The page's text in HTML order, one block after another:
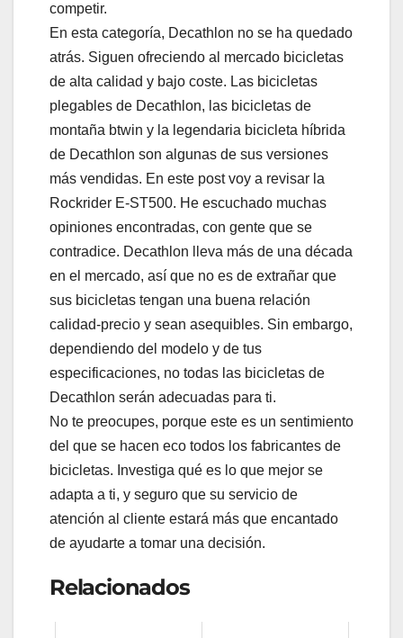
competir.
En esta categoría, Decathlon no se ha quedado
atrás. Siguen ofreciendo al mercado bicicletas
de alta calidad y bajo coste. Las bicicletas
plegables de Decathlon, las bicicletas de
montaña btwin y la legendaria bicicleta híbrida
de Decathlon son algunas de sus versiones
más vendidas. En este post voy a revisar la
Rockrider E-ST500. He escuchado muchas
opiniones encontradas, con gente que se
contradice. Decathlon lleva más de una década
en el mercado, así que no es de extrañar que
sus bicicletas tengan una buena relación
calidad-precio y sean asequibles. Sin embargo,
dependiendo del modelo y de tus
especificaciones, no todas las bicicletas de
Decathlon serán adecuadas para ti.
No te preocupes, porque este es un sentimiento
del que se hacen eco todos los fabricantes de
bicicletas. Investiga qué es lo que mejor se
adapta a ti, y seguro que su servicio de
atención al cliente estará más que encantado
de ayudarte a tomar una decisión.
Relacionados